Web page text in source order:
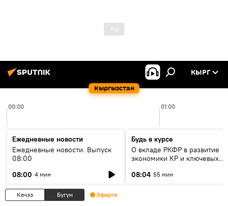
Кыргызстан
КЫРГ
00:00 01:00
Ежедневные новости
Ежедневные новости. Выпуск
08:00
08:00 4 мин
Будь в курсе
О вкладе РКФР в развитие
экономики КР и ключевых
08:04 55 мин
Кечээ Бүгүн Эфирге